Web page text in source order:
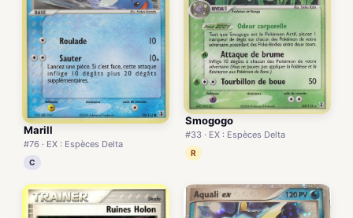
Marill
#76 · EX : Espèces Delta
C
Smogogo
#33 · EX : Espèces Delta
R